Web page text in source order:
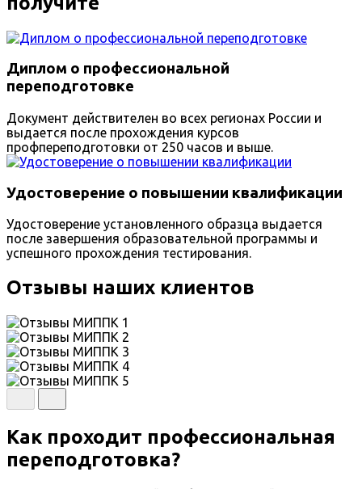
Диплом о профессиональной
переподготовке
Документ действителен во всех регионах России и
выдается после прохождения курсов
профпереподготовки от 250 часов и выше.
Удостоверение о повышении квалификации
Удостоверение установленного образца выдается
после завершения образовательной программы и
успешного прохождения тестирования.
Отзывы наших клиентов
Как проходит профессиональная
переподготовка?